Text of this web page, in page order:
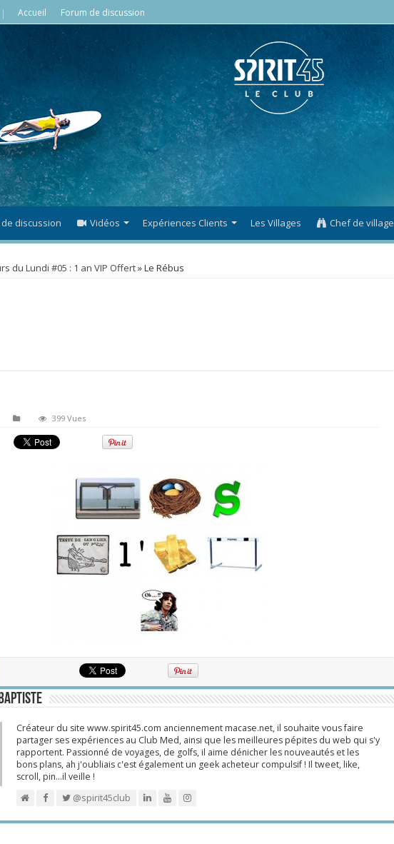
Accueil Forum de discussion
discussion Vidéos Expériences Clients Les Villages Chef de village
du Lundi #05 : 1 an VIP Offert»Le Rébus
399 Vues
Créateur du site www.spirit45.com anciennement macase.net, il souhaite vous faire
partager ses expériences au Club Med, ainsi que les meilleures pépites du web qui s'y
rapportent. Passionné de voyages, de golfs, il aime dénicher les nouveautés et les
bons plans, ah j'oubliais c'est également un geek acheteur compulsif ! Il tweet, like,
scroll, pin…il veille !
@spirit45club